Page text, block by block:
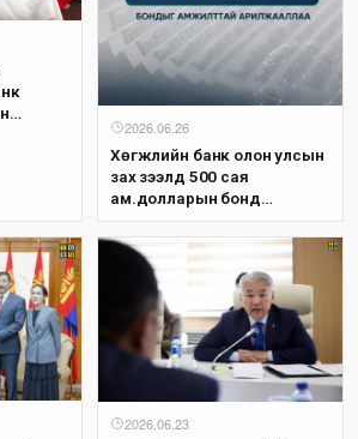
2026.06.26
Хөгжлийн банк олон улсын
зах зээлд 500 сая
ам.долларын бонд
амжилттай арилжаалжээ
2026.06.23